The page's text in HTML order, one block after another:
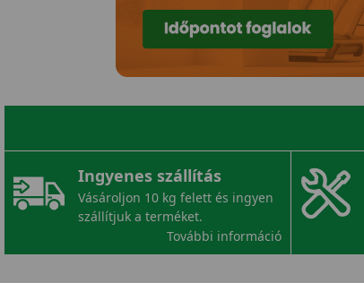
Ingyenes szállítás
Vásároljon 10 kg felett és ingyen
szállítjuk a terméket.
További információ